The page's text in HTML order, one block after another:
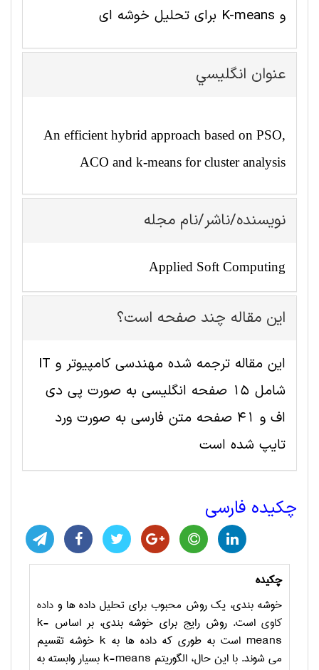
و K-means برای تحلیل خوشه ای
عنوان انگليسي
An efficient hybrid approach based on PSO,
ACO and k-means for cluster analysis
نویسنده/ناشر/نام مجله
Applied Soft Computing
این مقاله چند صفحه است؟
این مقاله ترجمه شده مهندسی کامپیوتر و IT
شامل 15 صفحه انگلیسی به صورت پی دی
اف و 41 صفحه متن فارسی به صورت ورد
تایپ شده است
چکیده فارسی
چکیده
خوشه بندی، یک روش محبوب برای تحلیل داده ها و داده
کاوی است. روش رایج برای خوشه بندی، بر اساس k-
means است به طوری که داده ها به k خوشه تقسیم
میشوند. با این حال، الگوریتم k-means بسیار وابسته به